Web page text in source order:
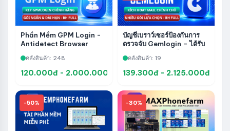
Phần Mềm GPM Login -
Antidetect Browser
คลังสินค้า: 248
120.000đ - 2.000.000đ
บัญชีเบราว์เซอร์ป้องกันการ
ตรวจจับ Gemlogin – ได้รับ
เป็นทางการ
คลังสินค้า: 19
139.300đ - 2.125.000đ
-50% -30%